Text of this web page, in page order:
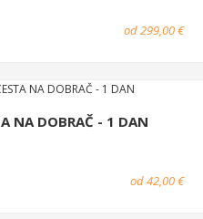
od 299,00 €
NA DOBRAČ - 1 DAN
od 42,00 €